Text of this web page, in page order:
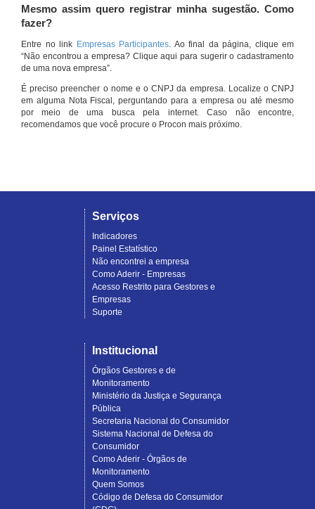
Mesmo assim quero registrar minha sugestão. Como
fazer?
Entre no link Empresas Participantes. Ao final da página, clique em
“Não encontrou a empresa? Clique aqui para sugerir o cadastramento
de uma nova empresa”.
É preciso preencher o nome e o CNPJ da empresa. Localize o CNPJ
em alguma Nota Fiscal, perguntando para a empresa ou até mesmo
por meio de uma busca pela internet. Caso não encontre,
recomendamos que você procure o Procon mais próximo.
Serviços
Indicadores
Painel Estatístico
Não encontrei a empresa
Como Aderir - Empresas
Acesso Restrito para Gestores e
Empresas
Suporte
Institucional
Órgãos Gestores e de
Monitoramento
Ministério da Justiça e Segurança
Pública
Secretaria Nacional do Consumidor
Sistema Nacional de Defesa do
Consumidor
Como Aderir - Órgãos de
Monitoramento
Quem Somos
Código de Defesa do Consumidor